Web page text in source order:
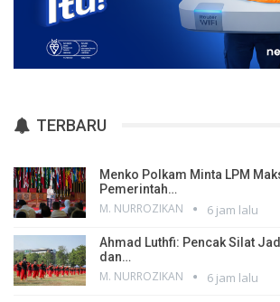
TERBARU
Menko Polkam Minta LPM
Pemerintah…
M. NURROZIKAN 6 jam lalu
Ahmad Luthfi: Pencak Silat
dan…
M. NURROZIKAN 6 jam lalu